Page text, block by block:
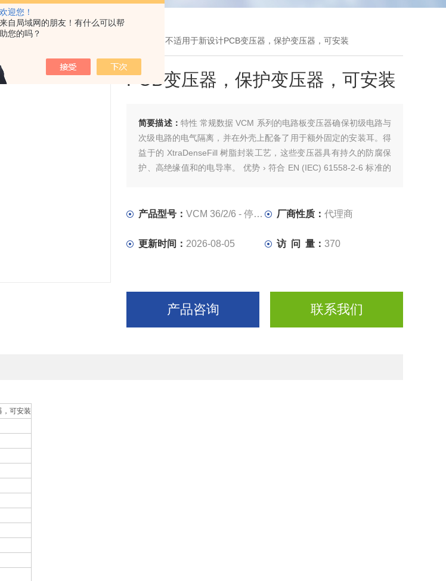
欢迎您！
来自局域网的朋友！有什么可以帮
助您的吗？
展示 > > > VCM 36/2/6 - 停产型号 - 不适用于新设计PCB变压器，保护变压器，可安装
PCB变压器，保护变压器，可安装
简要描述： 特性 常规数据 VCM 系列的电路板变压器确保初级电路与
次级电路的电气隔离，并在外壳上配备了用于额外固定的安装耳。得
益于的 XtraDenseFill 树脂封装工艺，这些变压器具有持久的防腐保
护、高绝缘值和的电导率。 优势 › 符合 EN (IEC) 61558-2-6 标准的
产品型号：VCM 36/2/6 - 停产型号 - 不适用于新设计 厂商性质：代理商
更新时间： 2026-08-05 访 问 量：370
产品咨询 联系我们
，可安装